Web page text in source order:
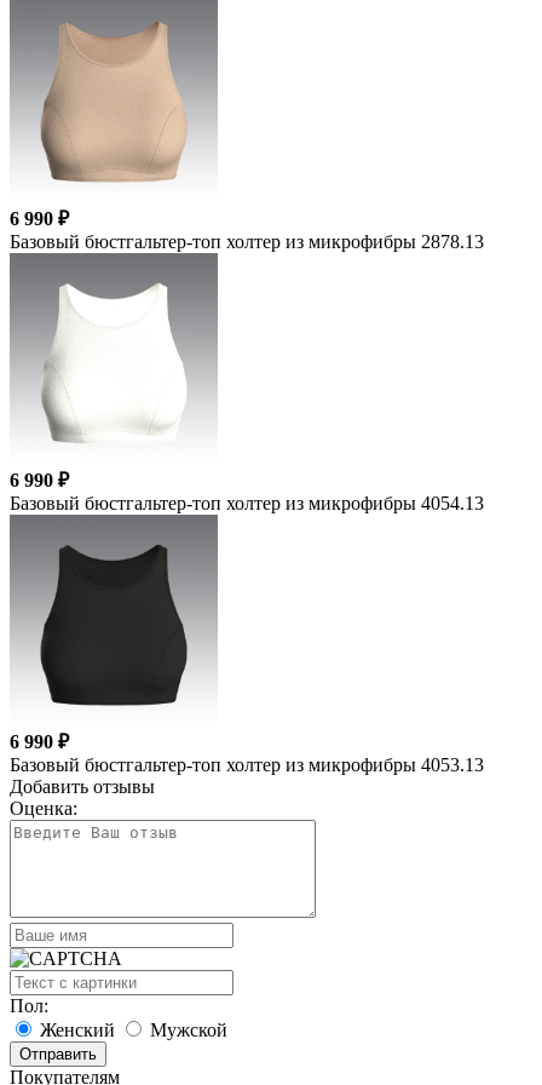
6 990 ₽
Базовый бюстгальтер-топ холтер из микрофибры 2878.13
6 990 ₽
Базовый бюстгальтер-топ холтер из микрофибры 4054.13
6 990 ₽
Базовый бюстгальтер-топ холтер из микрофибры 4053.13
Добавить отзывы
Оценка:
Пол:
Женский
Мужской
Покупателям